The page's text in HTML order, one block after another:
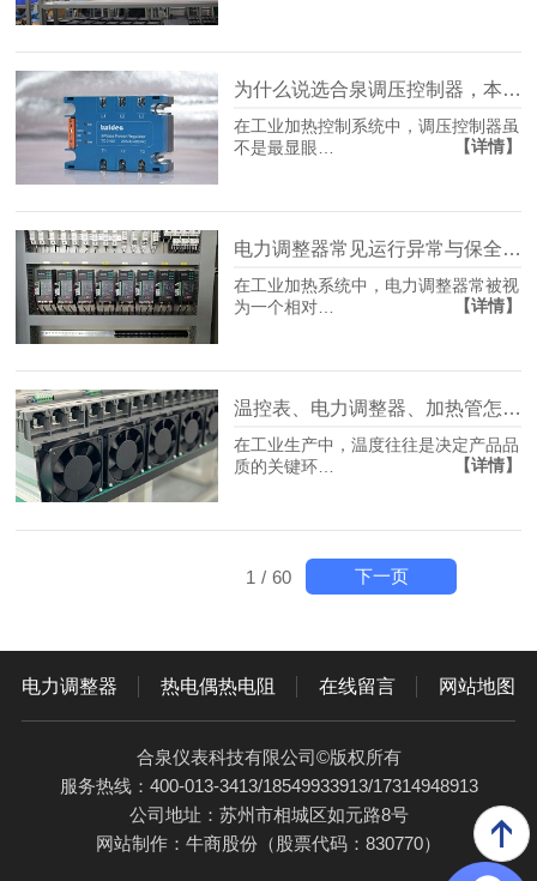
为什么说选合泉调压控制器，本质是在选生产保险？
在工业加热控制系统中，调压控制器虽
不是最显眼…
【详情】
电力调整器常见运行异常与保全策略
在工业加热系统中，电力调整器常被视
为一个相对…
【详情】
温控表、电力调整器、加热管怎么搭？
在工业生产中，温度往往是决定产品品
质的关键环…
【详情】
1 / 60 下一页
电力调整器 热电偶热电阻 在线留言 网站地图
合泉仪表科技有限公司©版权所有
服务热线：400-013-3413/18549933913/17314948913
公司地址：苏州市相城区如元路8号
网站制作： 牛商股份 （股票代码：830770）